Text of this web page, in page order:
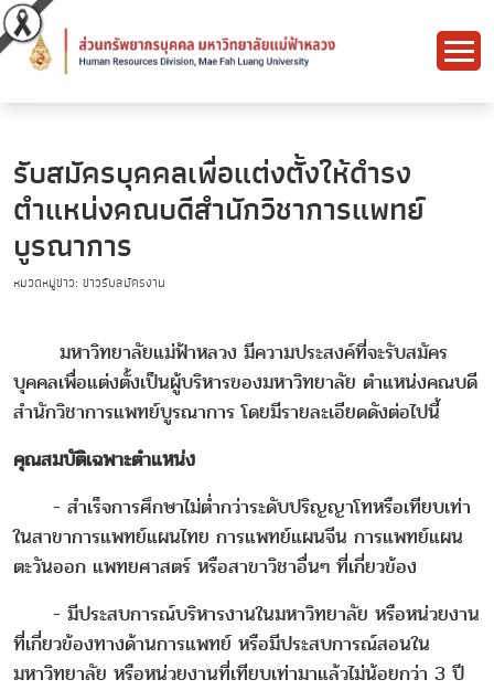
รับสมัครบุคคลเพื่อแต่งตั้งให้ดำรง
ตำแหน่งคณบดีสำนักวิชาการแพทย์
บูรณาการ
หมวดหมู่ข่าว: ข่าวรับสมัครงาน
มหาวิทยาลัยแม่ฟ้าหลวง มีความประสงค์ที่จะรับสมัคร
บุคคลเพื่อแต่งตั้งเป็นผู้บริหารของมหาวิทยาลัย ตำแหน่งคณบดี
สำนักวิชาการแพทย์บูรณาการ โดยมีรายละเอียดดังต่อไปนี้
คุณสมบัติเฉพาะตำแหน่ง
- สำเร็จการศึกษาไม่ต่ำกว่าระดับปริญญาโทหรือเทียบเท่า
ในสาขาการแพทย์แผนไทย การแพทย์แผนจีน การแพทย์แผน
ตะวันออก แพทยศาสตร์ หรือสาขาวิชาอื่นๆ ที่เกี่ยวข้อง
- มีประสบการณ์บริหารงานในมหาวิทยาลัย หรือหน่วยงาน
ที่เกี่ยวข้องทางด้านการแพทย์ หรือมีประสบการณ์สอนใน
มหาวิทยาลัย หรือหน่วยงานที่เทียบเท่ามาแล้วไม่น้อยกว่า 3 ปี